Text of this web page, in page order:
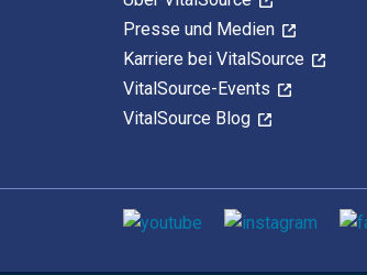
Presse und Medien
Karriere bei VitalSource
VitalSource-Events
VitalSource Blog
Sozialen Medien